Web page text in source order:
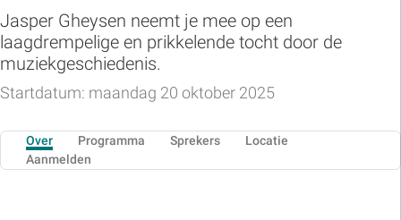
Jasper Gheysen neemt je mee op een
laagdrempelige en prikkelende tocht door de
muziekgeschiedenis.
Startdatum: maandag 20 oktober 2025
Over Programma Sprekers
Locatie
Aanmelden